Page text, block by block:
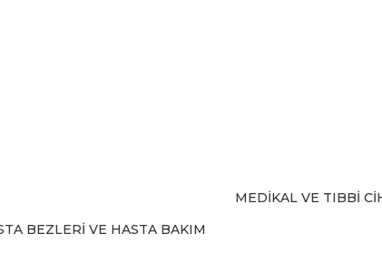
BEZLERİ VE HASTA BAKIM
MEDİKAL VE TIBBİ